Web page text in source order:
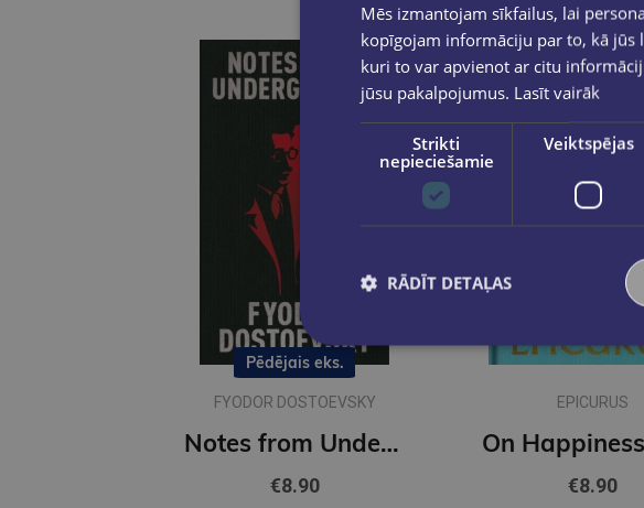
Pēdējais eks.
FYODOR DOSTOEVSKY
Notes from Underground : Gilded Pocket Edition (Arcturus Ornate Classics)
€8.90
EPICURUS
€8.90
Mēs izmantojam sīkfailus, lai
kopīgojam informāciju par to, kā
kuri to var apvienot ar citu
jūsu pakalpojumus. Lasīt vairāk
Strikti
nepieciešamie
Veiktspējas
RĀDĪT DETAĻAS